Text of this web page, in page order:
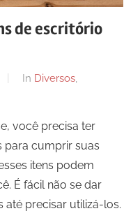
de escritório
In Diversos,
você precisa ter
para cumprir suas
itens podem
É fácil não se dar
até precisar utilizá-los.